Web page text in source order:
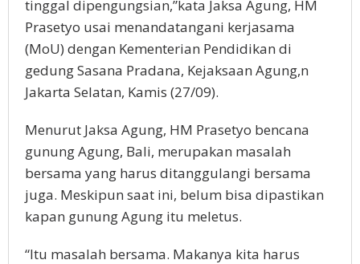
tinggal dipengungsian,”kata Jaksa Agung, HM
Prasetyo usai menandatangani kerjasama
(MoU) dengan Kementerian Pendidikan di
gedung Sasana Pradana, Kejaksaan Agung,n
Jakarta Selatan, Kamis (27/09).
Menurut Jaksa Agung, HM Prasetyo bencana
gunung Agung, Bali, merupakan masalah
bersama yang harus ditanggulangi bersama
juga. Meskipun saat ini, belum bisa dipastikan
kapan gunung Agung itu meletus.
“Itu masalah bersama. Makanya kita harus